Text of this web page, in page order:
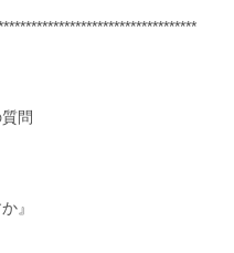
問
』